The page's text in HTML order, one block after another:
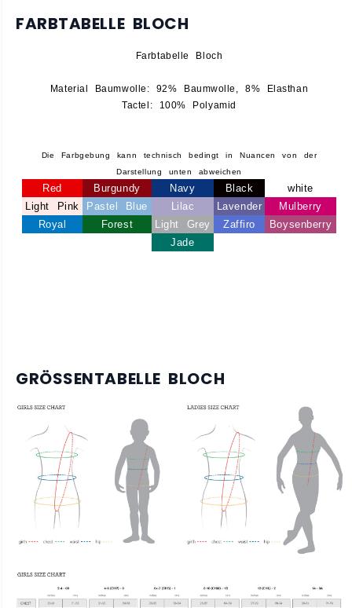
FARBTABELLE BLOCH
Farbtabelle Bloch
Material Baumwolle: 92% Baumwolle, 8% Elasthan
Tactel: 100% Polyamid
Die Farbgebung kann technisch bedingt in Nuancen von der
Darstellung unten abweichen
Red Burgundy Navy Black
white
Light Pink
Pastel Blue Lilac Lavender
Mulberry
Royal
Forest Light Grey Zaffiro
Boysenberry
Jade
GRÖSSENTABELLE BLOCH